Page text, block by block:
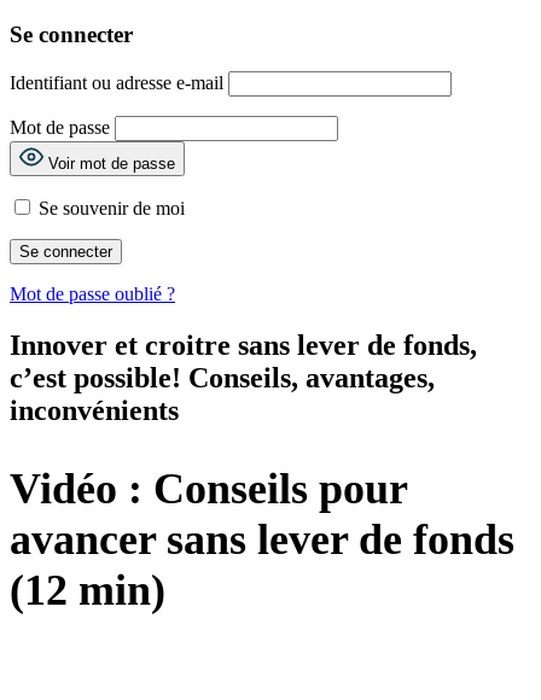
Se connecter
Identifiant ou adresse e-mail
Mot de passe
Voir mot de passe
Se souvenir de moi
Mot de passe oublié ?
Innover et croitre sans lever de fonds,
c’est possible! Conseils, avantages,
inconvénients
Vidéo : Conseils pour
avancer sans lever de fonds
(12 min)